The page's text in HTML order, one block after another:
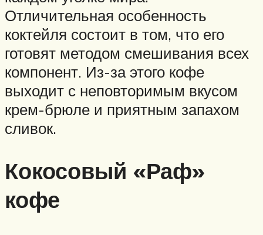
Отличительная особенность
коктейля состоит в том, что его
готовят методом смешивания всех
компонент. Из-за этого кофе
выходит с неповторимым вкусом
крем-брюле и приятным запахом
сливок.
Кокосовый «Раф»
кофе